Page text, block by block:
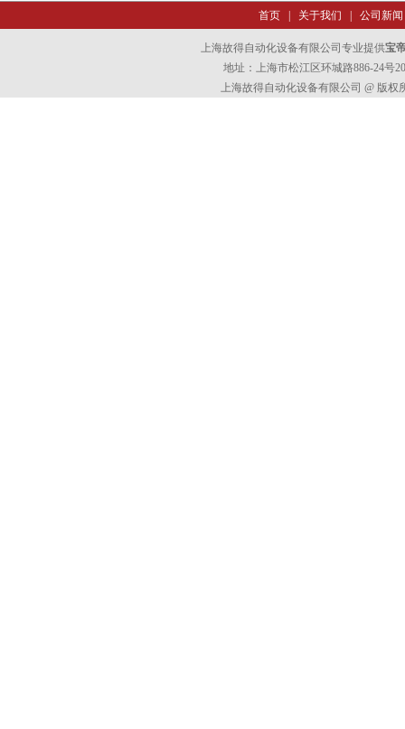
首页| 关于我们 公司新闻
上海故得自动化设备有限公司专业提供宝
地址：上海市松江区环城路886-24号
上海故得自动化设备有限公司 @ 版权